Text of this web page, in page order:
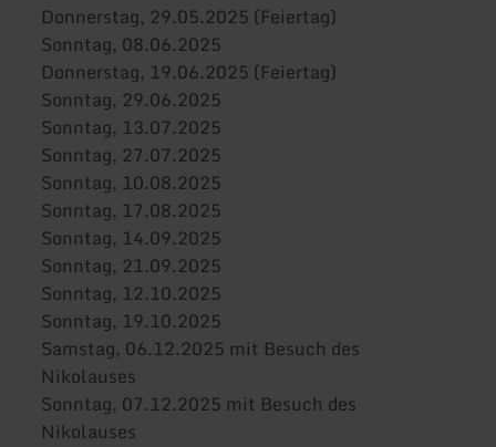
Donnerstag, 29.05.2025 (Feiertag)
Sonntag, 08.06.2025
Donnerstag, 19.06.2025 (Feiertag)
Sonntag, 29.06.2025
Sonntag, 13.07.2025
Sonntag, 27.07.2025
Sonntag, 10.08.2025
Sonntag, 17.08.2025
Sonntag, 14.09.2025
Sonntag, 21.09.2025
Sonntag, 12.10.2025
Sonntag, 19.10.2025
Samstag, 06.12.2025 mit Besuch des
Nikolauses
Sonntag, 07.12.2025 mit Besuch des
Nikolauses